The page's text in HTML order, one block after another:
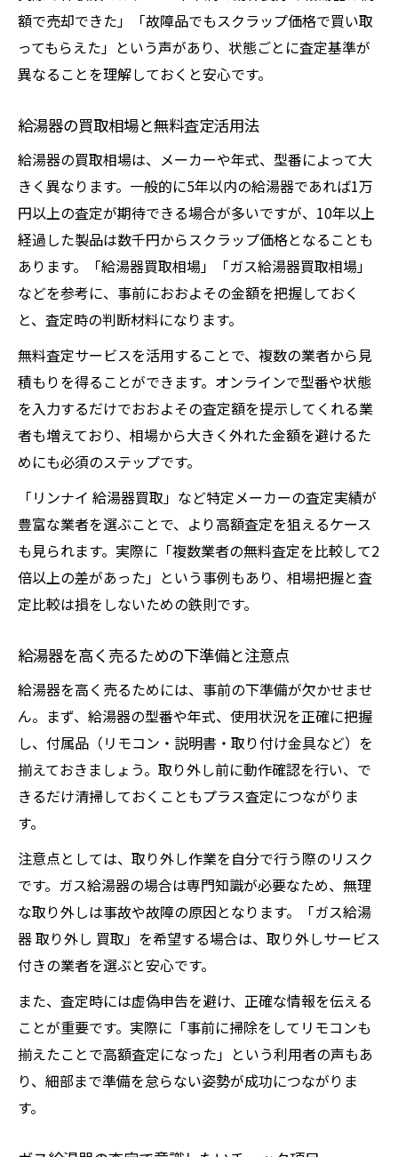
給湯器の付属品や説明書の有無が与える影
響
額で売却できた」「故障品でもスクラップ価格で買い取
ってもらえた」という声があり、状態ごとに査定基準が
異なることを理解しておくと安心です。
給湯器の買取相場と無料査定活用法
給湯器の買取相場は、メーカーや年式、型番によって大
きく異なります。一般的に5年以内の給湯器であれば1万
円以上の査定が期待できる場合が多いですが、10年以上
経過した製品は数千円からスクラップ価格となることも
あります。「給湯器買取相場」「ガス給湯器買取相場」
などを参考に、事前におおよその金額を把握しておく
と、査定時の判断材料になります。
無料査定サービスを活用することで、複数の業者から見
積もりを得ることができます。オンラインで型番や状態
を入力するだけでおおよその査定額を提示してくれる業
者も増えており、相場から大きく外れた金額を避けるた
めにも必須のステップです。
「リンナイ 給湯器買取」など特定メーカーの査定実績が
豊富な業者を選ぶことで、より高額査定を狙えるケース
も見られます。実際に「複数業者の無料査定を比較して2
倍以上の差があった」という事例もあり、相場把握と査
定比較は損をしないための鉄則です。
給湯器を高く売るための下準備と注意点
給湯器を高く売るためには、事前の下準備が欠かせませ
ん。まず、給湯器の型番や年式、使用状況を正確に把握
し、付属品（リモコン・説明書・取り付け金具など）を
揃えておきましょう。取り外し前に動作確認を行い、で
きるだけ清掃しておくこともプラス査定につながりま
す。
注意点としては、取り外し作業を自分で行う際のリスク
です。ガス給湯器の場合は専門知識が必要なため、無理
な取り外しは事故や故障の原因となります。「ガス給湯
器 取り外し 買取」を希望する場合は、取り外しサービス
付きの業者を選ぶと安心です。
また、査定時には虚偽申告を避け、正確な情報を伝える
ことが重要です。実際に「事前に掃除をしてリモコンも
揃えたことで高額査定になった」という利用者の声もあ
り、細部まで準備を怠らない姿勢が成功につながりま
す。